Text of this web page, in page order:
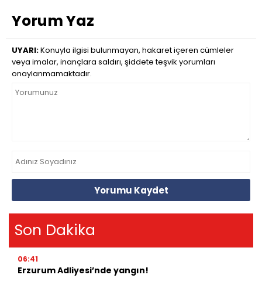
Yorum Yaz
UYARI:Konuyla ilgisi bulunmayan, hakaret içeren cümleler
veya imalar, inançlara saldırı, şiddete teşvik yorumları
onaylanmamaktadır.
Yorumu Kaydet
Son Dakika
06:41
Erzurum Adliyesi’nde yangın!